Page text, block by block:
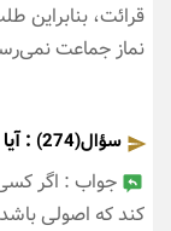
قرائت،
نماز جماعت
سؤال(274)
:
جواب : اگر
کند که اصولی باشد